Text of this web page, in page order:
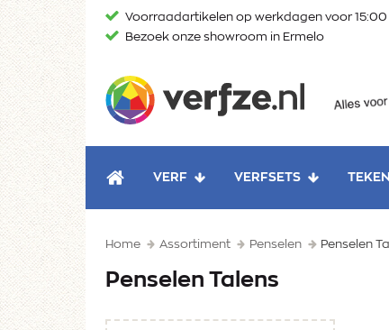
naar
Voorraadartikelen op werkdagen voor
Bezoek onze showroom in Ermelo
HOME
VERF VERFSETS
Home Assortiment Penselen Penselen
Penselen Talens